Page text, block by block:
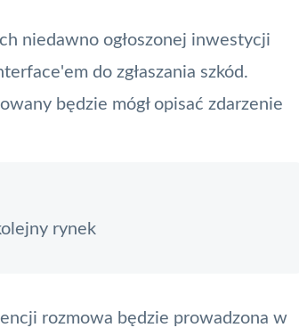
niedawno ogłoszonej inwestycji
do zgłaszania szkód.
będzie mógł opisać zdarzenie
rynek
rozmowa będzie prowadzona w